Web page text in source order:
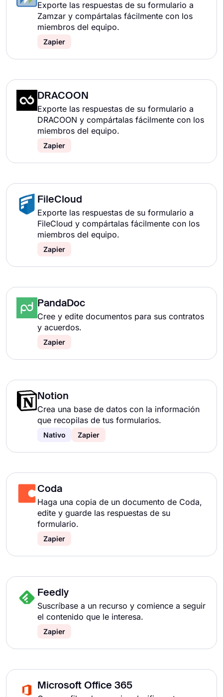
Exporte las respuestas de su formulario a
Zamzar y compártalas fácilmente con los
miembros del equipo.
Zapier
DRACOON
Exporte las respuestas de su formulario a
DRACOON y compártalas fácilmente con los
miembros del equipo.
Zapier
FileCloud
Exporte las respuestas de su formulario a
FileCloud y compártalas fácilmente con los
miembros del equipo.
Zapier
PandaDoc
Cree y edite documentos para sus contratos
y acuerdos.
Zapier
Notion
Crea una base de datos con la información
que recopilas de tus formularios.
Nativo Zapier
Coda
Haga una copia de un documento de Coda,
edite y guarde las respuestas de su
formulario.
Zapier
Feedly
Suscríbase a un recurso y comience a seguir
el contenido que le interesa.
Zapier
Microsoft Office 365